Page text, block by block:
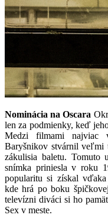
Nominácia na Oscara
len za podmienky, keď
Medzi filmami najviac
Baryšnikov stvárnil veľmi
zákulisia baletu. Tomuto
snímka priniesla v roku
popularitu si získal
kde hrá po boku
televízni diváci si ho
Sex v meste.